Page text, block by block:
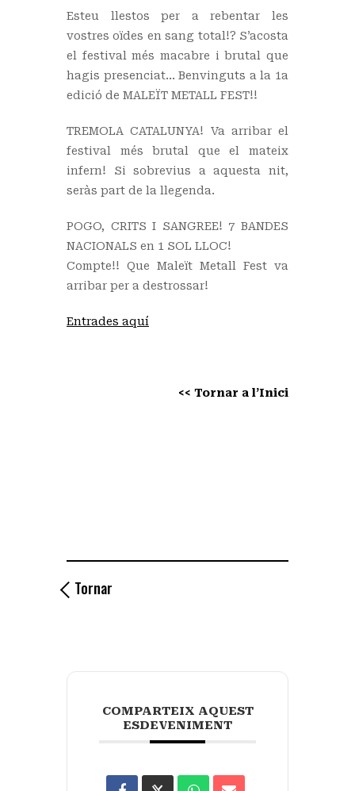
Esteu llestos per a rebentar les
vostres oïdes en sang total!? S’acosta
el festival més macabre i brutal que
hagis presenciat… Benvinguts a la 1a
edició de MALEÏT METALL FEST!!
TREMOLA CATALUNYA! Va arribar el
festival més brutal que el mateix
infern! Si sobrevius a aquesta nit,
seràs part de la llegenda.
POGO, CRITS I SANGREE! 7 BANDES
NACIONALS en 1 SOL LLOC!
Compte!! Que Maleït Metall Fest va
arribar per a destrossar!
Entrades aquí
<< Tornar a l’Inici
Tornar
COMPARTEIX AQUEST
ESDEVENIMENT